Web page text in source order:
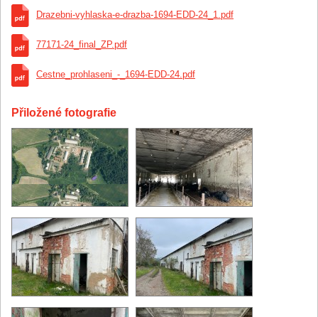
Drazebni-vyhlaska-e-drazba-1694-EDD-24_1.pdf
77171-24_final_ZP.pdf
Cestne_prohlaseni_-_1694-EDD-24.pdf
Přiložené fotografie